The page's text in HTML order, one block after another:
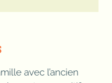
avec l’ancien